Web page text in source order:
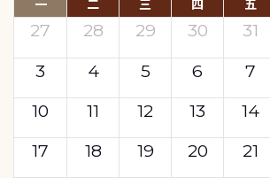
一 二 三 四 五
27 28 29 30 31
3
4 5 6 7
10
11 12 13 14
17
18 19 20 21